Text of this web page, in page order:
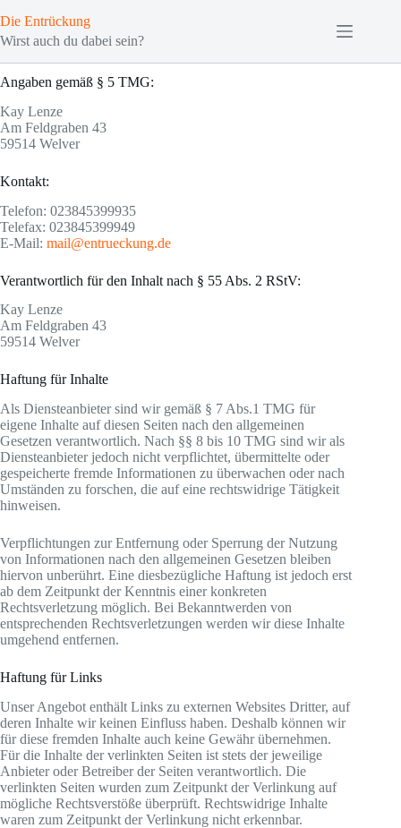
Inhalt
springen
Die Entrückung
Wirst auch du dabei sein?
Angaben gemäß § 5 TMG:
Kay Lenze
Am Feldgraben 43
59514 Welver
Kontakt:
Telefon: 023845399935
Telefax: 023845399949
E-Mail: mail@entrueckung.de
Verantwortlich für den Inhalt nach § 55 Abs. 2 RStV:
Kay Lenze
Am Feldgraben 43
59514 Welver
Haftung für Inhalte
Als Diensteanbieter sind wir gemäß § 7 Abs.1 TMG für
eigene Inhalte auf diesen Seiten nach den allgemeinen
Gesetzen verantwortlich. Nach §§ 8 bis 10 TMG sind wir als
Diensteanbieter jedoch nicht verpflichtet, übermittelte oder
gespeicherte fremde Informationen zu überwachen oder nach
Umständen zu forschen, die auf eine rechtswidrige Tätigkeit
hinweisen.
Verpflichtungen zur Entfernung oder Sperrung der Nutzung
von Informationen nach den allgemeinen Gesetzen bleiben
hiervon unberührt. Eine diesbezügliche Haftung ist jedoch erst
ab dem Zeitpunkt der Kenntnis einer konkreten
Rechtsverletzung möglich. Bei Bekanntwerden von
entsprechenden Rechtsverletzungen werden wir diese Inhalte
umgehend entfernen.
Haftung für Links
Unser Angebot enthält Links zu externen Websites Dritter, auf
deren Inhalte wir keinen Einfluss haben. Deshalb können wir
für diese fremden Inhalte auch keine Gewähr übernehmen.
Für die Inhalte der verlinkten Seiten ist stets der jeweilige
Anbieter oder Betreiber der Seiten verantwortlich. Die
verlinkten Seiten wurden zum Zeitpunkt der Verlinkung auf
mögliche Rechtsverstöße überprüft. Rechtswidrige Inhalte
waren zum Zeitpunkt der Verlinkung nicht erkennbar.